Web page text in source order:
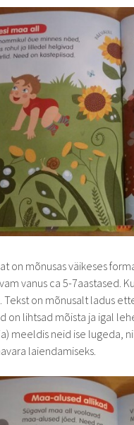
on mõnusas väikeses
vanus ca 5-7aastased.
Tekst on mõnusalt ladus
on lihtsad mõista ja igal
meeldis neid ise lugeda,
laiendamiseks.